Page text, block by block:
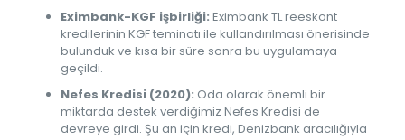
Eximbank-KGF işbirliği: Eximbank TL reeskont
kredilerinin KGF teminatı ile kullandırılması önerisinde
bulunduk ve kısa bir süre sonra bu uygulamaya
geçildi.
Nefes Kredisi (2020): Oda olarak önemli bir
miktarda destek verdiğimiz Nefes Kredisi de
devreye girdi. Şu an için kredi, Denizbank aracılığıyla